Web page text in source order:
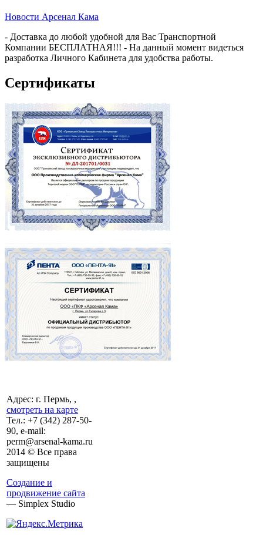
Новости Арсенал Кама
- Доставка до любой удобной для Вас Транспортной
Компании БЕСПЛАТНАЯ!!! - На данный момент видеться
разработка Личного Кабинета для удобства работы.
Сертификаты
Адрес: г. Пермь, ,
смотреть на карте
Тел.: +7 (342) 287-50-
90, e-mail:
perm@arsenal-kama.ru
2014 © Все права
защищены
Создание и
продвижение сайта
— Simplex Studio